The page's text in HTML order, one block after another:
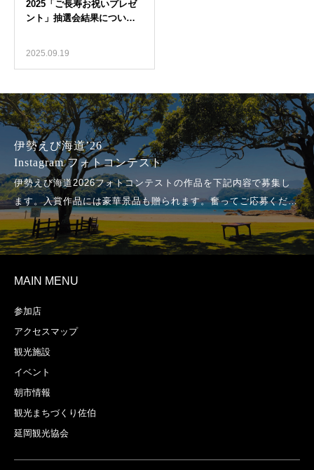
2025.09.19
伊勢えび海道’26
Instagram フォトコンテスト
MAIN MENU
参加店
アクセスマップ
観光施設
イベント
朝市情報
観光まちづくり佐伯
延岡観光協会